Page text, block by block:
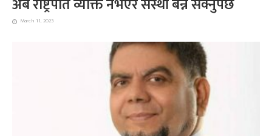
अब राष्ट्रपति व्यक्ति नभएर संस्था बन्न सक्नुपर्छ
March 11, 2023